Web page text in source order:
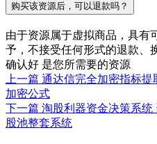
购买该资源后，可以退款吗？
由于资源属于虚拟商品，具有
予，不接受任何形式的退款、
确认好 是您所需要的资源
上一篇 通达信完全加密指标提
加密公式
下一篇 淘股利器资金决策系统
股池整套系统